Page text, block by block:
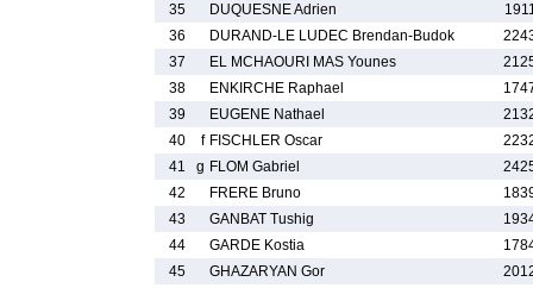
35
DUQUESNE Adrien
36
DURAND-LE LUDEC Brendan-Budok
37
EL MCHAOURI MAS Younes
38
ENKIRCHE Raphael
39
EUGENE Nathael
40
f FISCHLER Oscar
41
g FLOM Gabriel
42
FRERE Bruno
43
GANBAT Tushig
44
GARDE Kostia
45
GHAZARYAN Gor